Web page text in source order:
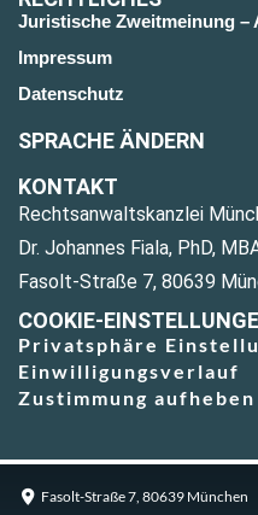
Juristische Zweitmeinung –
Impressum
Datenschutz
SPRACHE ÄNDERN
KONTAKT
Rechtsanwaltskanzlei
Dr. Johannes Fiala, PhD,
Fasolt-Straße 7, 80639
COOKIE-
Privatsphäre
Einwilligungsverlauf
Zustimmung aufheben
Fasolt-Straße 7, 80639 München